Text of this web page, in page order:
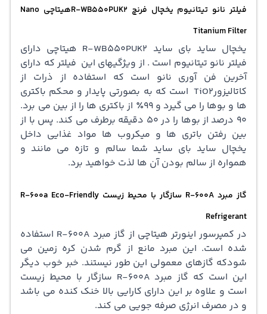
فیلتر نانو تیتانیوم یخچال فرنچ R-WB550PUK2هیتاچی Nano
Titanium Filter
یخچال ساید بای ساید R-WB550PUK2 هیتاچی دارای
فیلتر نانو تیتانیوم است . از ویژگیهای این فیلتر که دارای
آخرین فن آوری نانو است که استفاده از ذرات از
کاتالیزورTiO2 است که به بصورتی پایدار و محکم باکتری
ها و بوها را می گیرد و 99٪ از باکتری ها را از بین می برد.
90 درصد از بوها را در 50 دقیقه برطرف می کند. پس با از
بین رفتن باتری ها و میکروب ها مواد غذایی داخل
یخچال ساید بای ساید شما سالم و تازه می مانند و
همواره از سالم بودن آن ها لذت خواهید برد.
گاز مبرد R-600A سازگار با محیط زیست R-600a Eco-Friendly
Refrigerant
در کمپرسور اینورتر هیتاچی از گاز مبرد R-600A استفاده
شده است. این مبرد مانع از گرم شدن کره زمین می
شودکه گازهای معمولی این طور نیستند. خبر خوب دیگر
این است که گاز مبرد R-600A سازگار با محیط زیست
است و علاوه بر این دارای کارایی بالا خنک کنده می باشد
و در مصرف انرژی صرفه جویی می کند.